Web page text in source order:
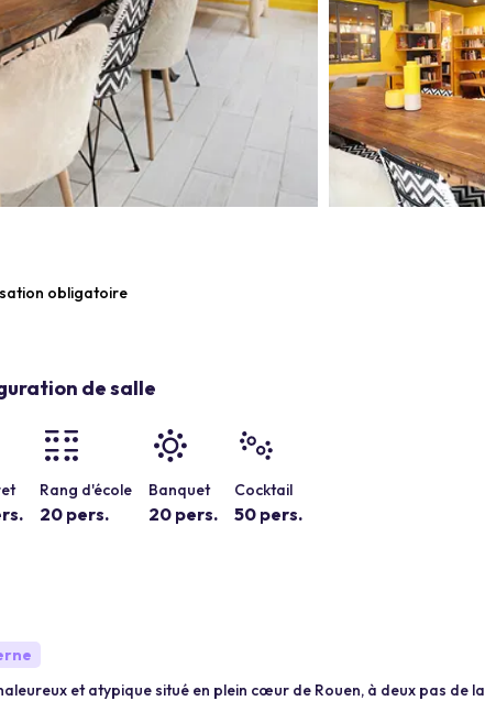
obligatoire
de salle
Rang d'école
20 pers.
Banquet
20 pers.
Cocktail
50 pers.
et atypique situé en plein cœur de Rouen, à deux pas de la